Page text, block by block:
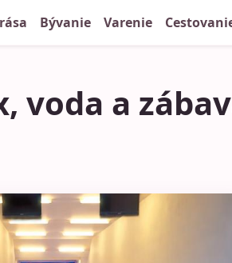
Bývanie Varenie
voda a